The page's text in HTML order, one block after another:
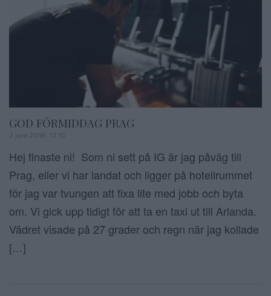
GOD FÖRMIDDAG PRAG
2 juni 2018, 13:10
Hej finaste ni! Som ni sett på IG är jag påväg till
Prag, eller vi har landat och ligger på hotellrummet
för jag var tvungen att fixa lite med jobb och byta
om. Vi gick upp tidigt för att ta en taxi ut till Arlanda.
Vädret visade på 27 grader och regn när jag kollade
[…]